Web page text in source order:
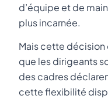
d’équipe et de
plus incarnée.
Mais cette décision
que les dirigeants
des cadres
cette flexibilité